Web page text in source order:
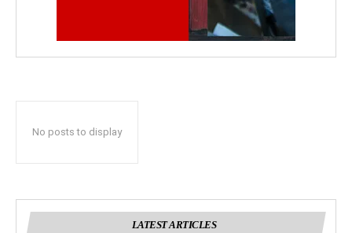
No posts to display
LATEST ARTICLES